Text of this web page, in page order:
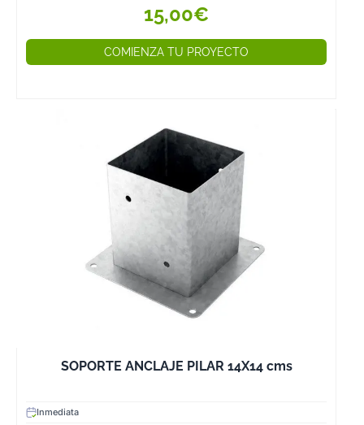
15,00€
COMIENZA TU PROYECTO
SOPORTE ANCLAJE PILAR 14X14 cms
Inmediata